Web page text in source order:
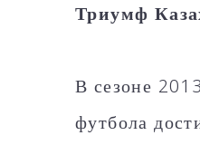
Триумф
В сезоне
футбола